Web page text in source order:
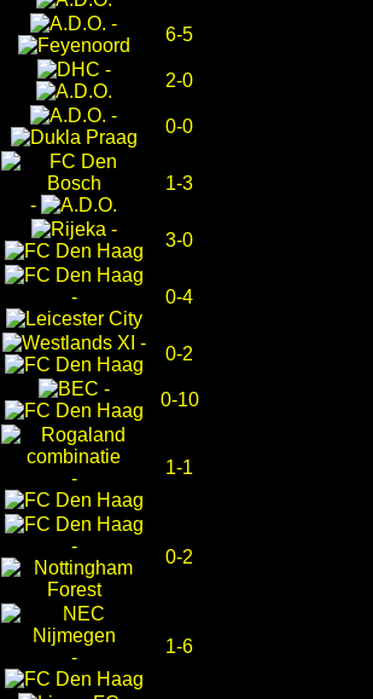
-
6-5
-
2-0
-
0-0
-
1-3
-
3-0
- 0-4
-
0-2
-
0-10
-
1-1
-
0-2
-
1-6